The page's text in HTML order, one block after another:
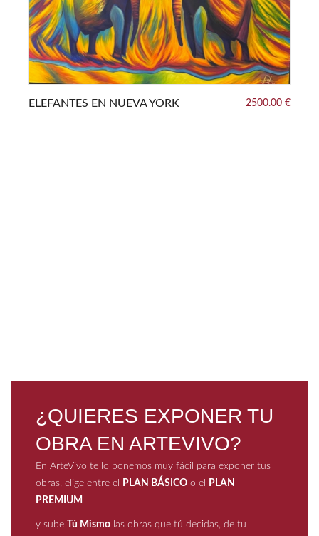
ELEFANTES EN NUEVA YORK 2500.00 €
¿QUIERES EXPONER TU
OBRA EN ARTEVIVO?
En ArteVivo te lo ponemos muy fácil para exponer tus
obras, elige entre el
PLAN BÁSICO o el
PLAN
PREMIUM
y sube Tú Mismo las obras que tú decidas, de tu